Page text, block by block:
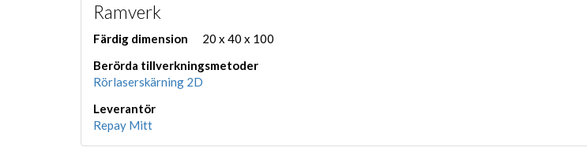
Ramverk
Färdig dimension 20 x 40 x 100
Berörda tillverkningsmetoder
Rörlaserskärning 2D
Leverantör
Repay Mitt